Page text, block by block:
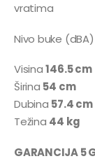
vratima
Nivo buke
Visina146.5 cm
Širina 54 cm
Dubina 57.4 cm
Težina 44 kg
GARANCIJA 5